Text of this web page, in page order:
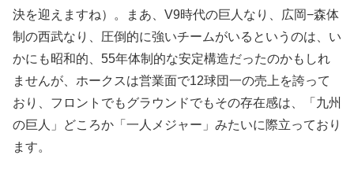
決を迎えますね）。まあ、V9時代の巨人なり、広岡−森体
制の西武なり、圧倒的に強いチームがいるというのは、い
かにも昭和的、55年体制的な安定構造だったのかもしれ
ませんが、ホークスは営業面で12球団一の売上を誇って
おり、フロントでもグラウンドでもその存在感は、「九州
の巨人」どころか「一人メジャー」みたいに際立っており
ます。